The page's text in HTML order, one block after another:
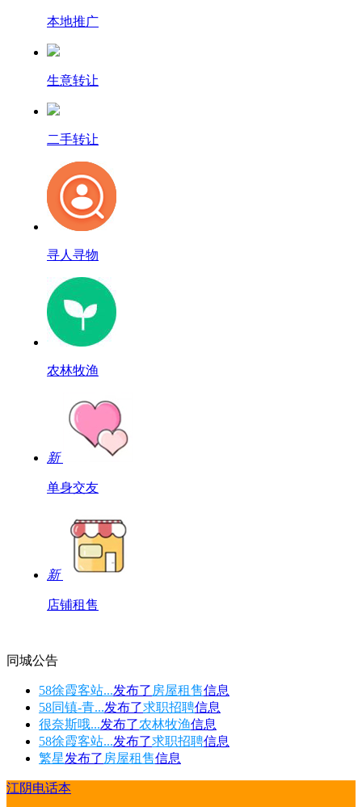
本地推广
生意转让
二手转让
寻人寻物
农林牧渔
新
单身交友
新
店铺租售
同城公告
58徐霞客站...发布了 房屋租售信息
58同镇-青...发布了求职招聘信息
很奈斯哦...发布了农林牧渔信息
58徐霞客站...发布了求职招聘信息
繁星发布了 房屋租售信息
江阴电话本